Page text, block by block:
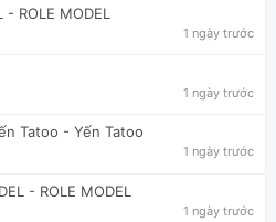
- ROLE MODEL
1 ngày trước
1 ngày trước
Tatoo - Yến Tatoo
1 ngày trước
- ROLE MODEL
1 ngày trước